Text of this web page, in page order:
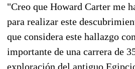
"Creo que Howard Carter me
para realizar este
que considera este hallazgo
importante de una carrera de
exploración del antiguo